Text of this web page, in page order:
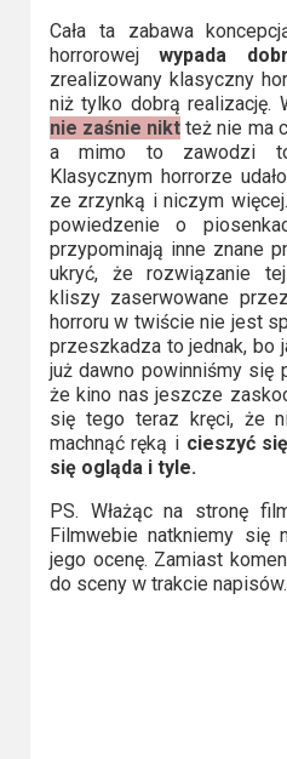
Cała ta zabawa
horrorowejwypada
zrealizowany klasyczny
niż tylko dobrą realizację.
nie zaśnie nikt też nie ma
a mimo to zawodzi
Klasycznym horrorze
ze zrzynką i niczym
powiedzenie o
przypominają inne znane
ukryć, że rozwiązanie
kliszy zaserwowane
horroru w twiście nie jest
przeszkadza to jednak, bo
już dawno powinniśmy się
że kino nas jeszcze
się tego teraz kręci, że
machnąć ręką i cieszyć
się ogląda i tyle.
PS. Włażąc na stronę
Filmwebie natkniemy się
jego ocenę. Zamiast
do sceny w trakcie napisów.